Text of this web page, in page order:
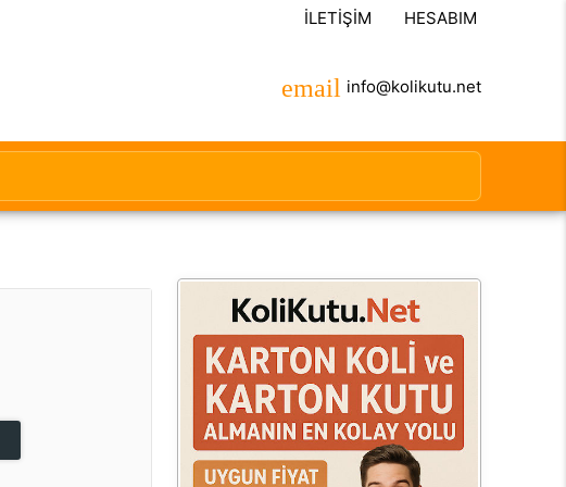
İLETIŞIM HESABIM
info@kolikutu.net